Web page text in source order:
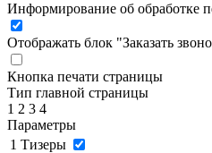
Информирование об обработке
Отображать блок "Заказать
Кнопка печати страницы
Тип главной страницы
1 2 3 4
Параметры
1 Тизеры